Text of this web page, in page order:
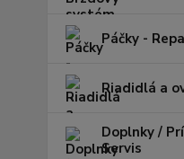
Páčky -
Riadidlá a
Doplnky /
Servis